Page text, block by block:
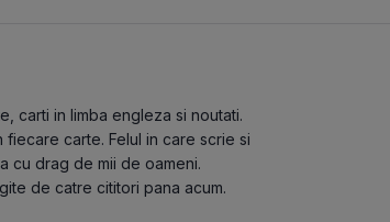
carti in limba engleza si noutati.
carte. Felul in care scrie si
cu drag de mii de oameni.
de catre cititori pana acum.